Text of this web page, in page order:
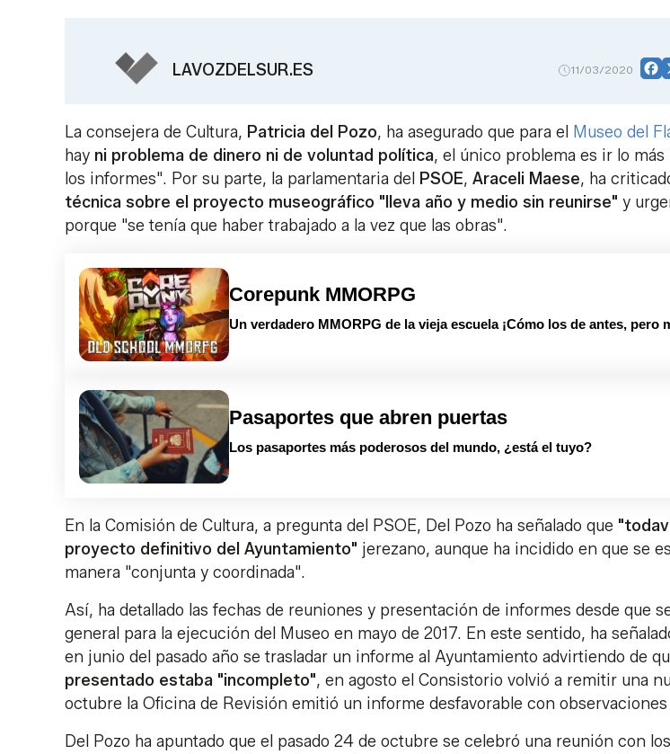
LAVOZDELSUR.ES 11/03/2020
La consejera de Cultura, Patricia del Pozo, ha asegurado que para el Museo del
hay ni problema de dinero ni de voluntad política, el único problema es ir lo
los informes". Por su parte, la parlamentaria del PSOE, Araceli Maese, ha
técnica sobre el proyecto museográfico "lleva año y medio sin reunirse" y
porque "se tenía que haber trabajado a la vez que las obras".
Corepunk MMORPG
Un verdadero MMORPG de la vieja escuela ¡Cómo los de antes, pero
Pasaportes que abren puertas
Los pasaportes más poderosos del mundo, ¿está el tuyo?
En la Comisión de Cultura, a pregunta del PSOE, Del Pozo ha señalado que
proyecto definitivo del Ayuntamiento" jerezano, aunque ha incidido en que se
manera "conjunta y coordinada".
Así, ha detallado las fechas de reuniones y presentación de informes desde que
general para la ejecución del Museo en mayo de 2017. En este sentido, ha
en junio del pasado año se trasladar un informe al Ayuntamiento advirtiendo de
presentado estaba "incompleto", en agosto el Consistorio volvió a remitir una
octubre la Oficina de Revisión emitió un informe desfavorable con
Del Pozo ha apuntado que el pasado 24 de octubre se celebró una reunión con